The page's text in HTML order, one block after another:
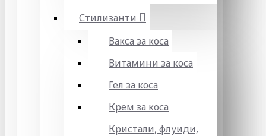
Стилизанти
Вакса за коса
Витамини за коса
Гел за коса
Крем за коса
Кристали, флуиди,